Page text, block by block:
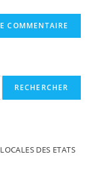
RECHERCHER
DES ETATS